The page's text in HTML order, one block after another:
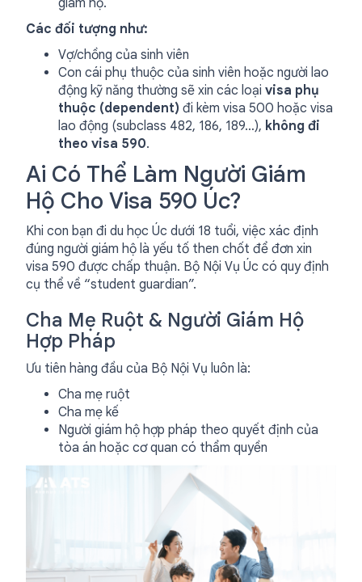
giám hộ.
Các đối tượng như:
Vợ/chồng của sinh viên
Con cái phụ thuộc của sinh viên hoặc người lao
động kỹ năng thường sẽ xin các loại visa phụ
thuộc (dependent) đi kèm visa 500 hoặc visa
lao động (subclass 482, 186, 189…), không đi
theo visa 590.
Ai Có Thể Làm Người Giám
Hộ Cho Visa 590 Úc?
Khi con bạn đi du học Úc dưới 18 tuổi, việc xác định
đúng người giám hộ là yếu tố then chốt để đơn xin
visa 590 được chấp thuận. Bộ Nội Vụ Úc có quy định
cụ thể về “student guardian”.
Cha Mẹ Ruột & Người Giám Hộ
Hợp Pháp
Ưu tiên hàng đầu của Bộ Nội Vụ luôn là:
Cha mẹ ruột
Cha mẹ kế
Người giám hộ hợp pháp theo quyết định của
tòa án hoặc cơ quan có thẩm quyền